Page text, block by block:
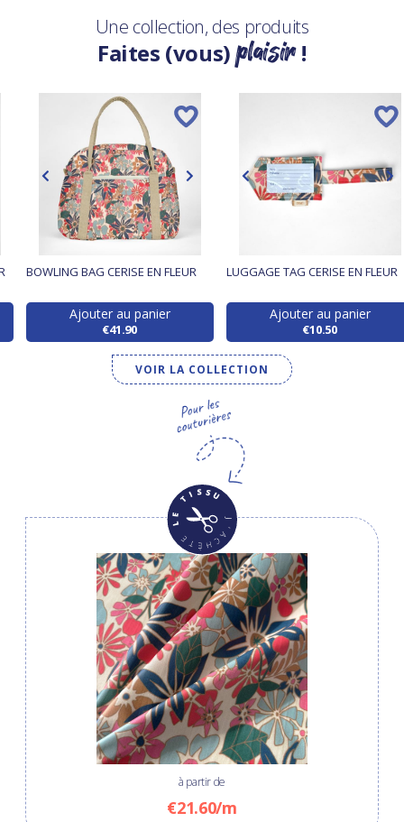
Une collection, des produits
Faites (vous)plaisir!
BOWLING BAG CERISE EN FLEUR
Ajouter au panier
€41.90
LUGGAGE TAG CERISE EN FLEUR
Ajouter au panier
€10.50
VOIR LA COLLECTION
à partir de
€21.60/m